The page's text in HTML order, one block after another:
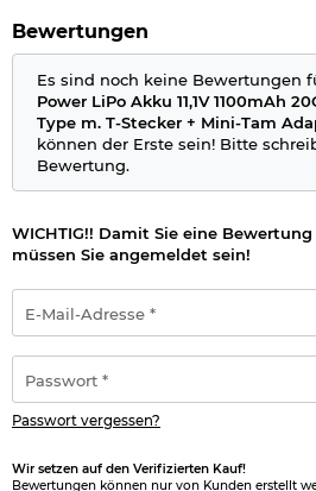
Weiterhin besitzt der Akku einen XH-
Details
Stecker: T-Stecker
Akku Typ:Lithium Polymer
Zellenzahl: 3
Spannung: 11,1V
Ladenstrom: 1,1 Ampere / 1C
Standard-Entladung: 22 Ampere
Breite: ca. 20 mm
Hersteller: Evolution Airsoft
Bitte beachten Sie das
Vor dem ersten Laden unbedingt die
Bewertungen
Es sind noch keine Bewertungen
Power LiPo Akku 11,1V 1100mAh
Type m. T-Stecker + Mini-Tam
können der Erste sein! Bitte
Bewertung.
WICHTIG!! Damit Sie eine
müssen Sie angemeldet sein!
Mail-
Adresse
*
Passwort vergessen?
Wir setzen auf den Verifizierten Kauf!
Bewertungen können nur von Kunden erstellt